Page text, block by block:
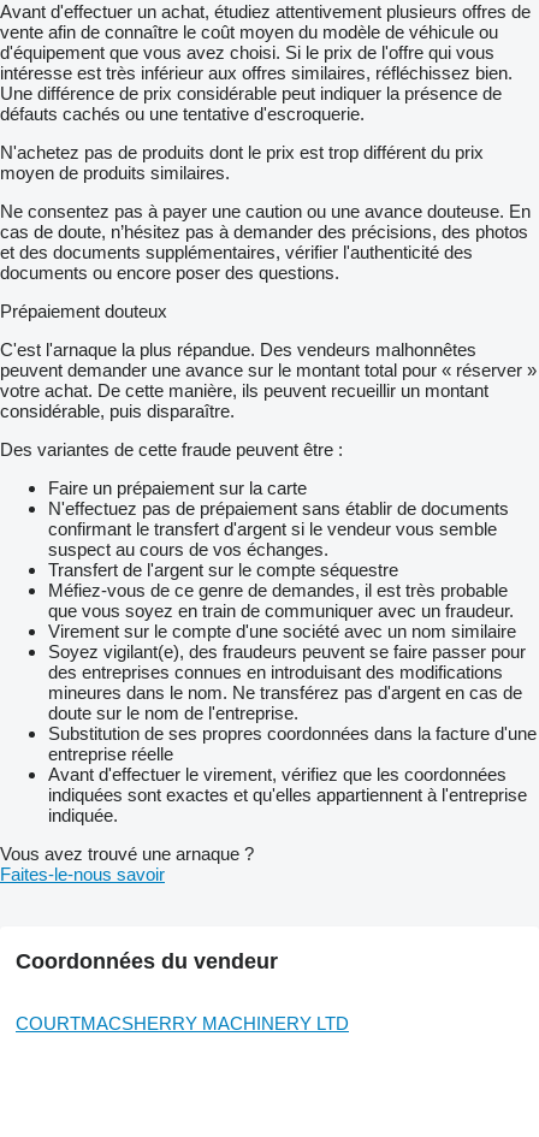
Avant d'effectuer un achat, étudiez attentivement plusieurs offres de
vente afin de connaître le coût moyen du modèle de véhicule ou
d'équipement que vous avez choisi. Si le prix de l'offre qui vous
intéresse est très inférieur aux offres similaires, réfléchissez bien.
Une différence de prix considérable peut indiquer la présence de
défauts cachés ou une tentative d'escroquerie.
N'achetez pas de produits dont le prix est trop différent du prix
moyen de produits similaires.
Ne consentez pas à payer une caution ou une avance douteuse. En
cas de doute, n’hésitez pas à demander des précisions, des photos
et des documents supplémentaires, vérifier l'authenticité des
documents ou encore poser des questions.
Prépaiement douteux
C'est l'arnaque la plus répandue. Des vendeurs malhonnêtes
peuvent demander une avance sur le montant total pour « réserver »
votre achat. De cette manière, ils peuvent recueillir un montant
considérable, puis disparaître.
Des variantes de cette fraude peuvent être :
Faire un prépaiement sur la carte
N'effectuez pas de prépaiement sans établir de documents
confirmant le transfert d'argent si le vendeur vous semble
suspect au cours de vos échanges.
Transfert de l'argent sur le compte séquestre
Méfiez-vous de ce genre de demandes, il est très probable
que vous soyez en train de communiquer avec un fraudeur.
Virement sur le compte d'une société avec un nom similaire
Soyez vigilant(e), des fraudeurs peuvent se faire passer pour
des entreprises connues en introduisant des modifications
mineures dans le nom. Ne transférez pas d'argent en cas de
doute sur le nom de l'entreprise.
Substitution de ses propres coordonnées dans la facture d'une
entreprise réelle
Avant d'effectuer le virement, vérifiez que les coordonnées
indiquées sont exactes et qu'elles appartiennent à l'entreprise
indiquée.
Vous avez trouvé une arnaque ?
Faites-le-nous savoir
Coordonnées du vendeur
COURTMACSHERRY MACHINERY LTD